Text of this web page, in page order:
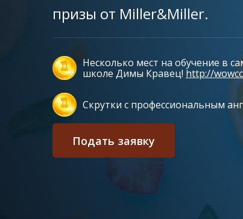
призы от Miller&Miller.
Несколько мест на обучение в
школе Димы Кравец! http://
Скрутки с профессиональным
Подать заявку